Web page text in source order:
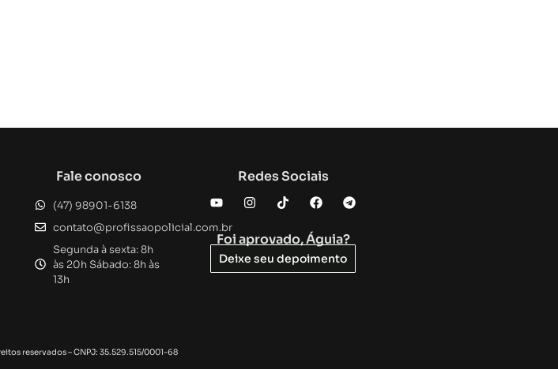
Fale conosco
(47) 98901-6138
contato@profissaopolicial.com.br
Segunda à sexta: 8h
às 20h Sábado: 8h às
13h
Redes Sociais
Foi aprovado, Águia?
Deixe seu depoimento
reservados – CNPJ: 35.529.515/0001-68